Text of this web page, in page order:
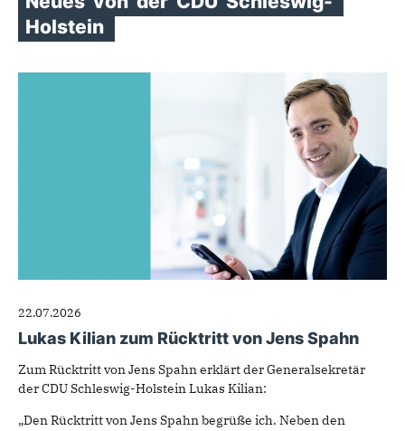
Holstein
22.07.2026
Lukas Kilian zum Rücktritt von Jens Spahn
Zum Rücktritt von Jens Spahn erklärt der Generalsekretär
der CDU Schleswig-Holstein Lukas Kilian:
„Den Rücktritt von Jens Spahn begrüße ich. Neben den